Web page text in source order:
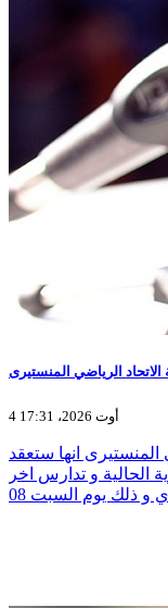
الاتحاد الرياضي المنستيرى
4 أوت 2026، 17:31
المنستيرى انها ستعقد
الحالية و تدارس اخر